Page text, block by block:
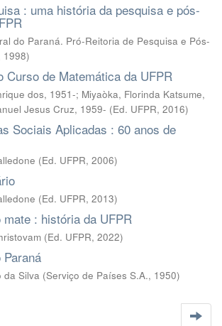
: uma história da pesquisa e pós-
do Paraná. Pró-Reitoria de Pesquisa e Pós-
1998)
Curso de Matemática da UFPR
dos, 1951-; Miyaòka, Florinda Katsume,
Jesus Cruz, 1959- (Ed. UFPR, 2016)
Sociais Aplicadas : 60 anos de
(Ed. UFPR, 2006)
(Ed. UFPR, 2013)
: história da UFPR
(Ed. UFPR, 2022)
da Silva (Serviço de Países S.A., 1950)